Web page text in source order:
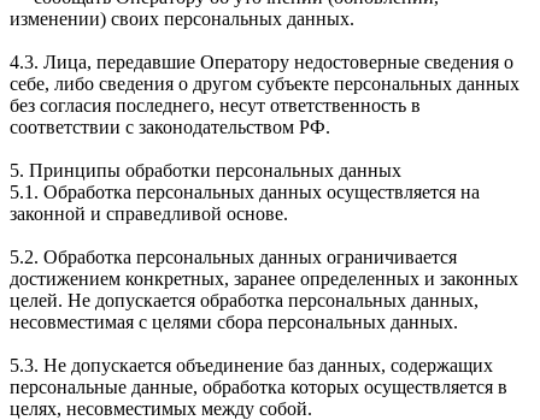
изменении) своих персональных данных.
4.3. Лица, передавшие Оператору недостоверные сведения о
себе, либо сведения о другом субъекте персональных данных
без согласия последнего, несут ответственность в
соответствии с законодательством РФ.
5. Принципы обработки персональных данных
5.1. Обработка персональных данных осуществляется на
законной и справедливой основе.
5.2. Обработка персональных данных ограничивается
достижением конкретных, заранее определенных и законных
целей. Не допускается обработка персональных данных,
несовместимая с целями сбора персональных данных.
5.3. Не допускается объединение баз данных, содержащих
персональные данные, обработка которых осуществляется в
целях, несовместимых между собой.